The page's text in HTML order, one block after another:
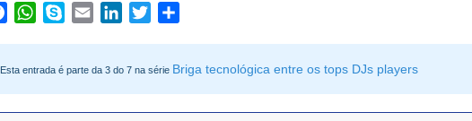
FacebookWhatsApp
Skype Email LinkedInTwitter
Esta entrada é parte da 3 do 7 na série Briga tecnológica entre os tops DJs players